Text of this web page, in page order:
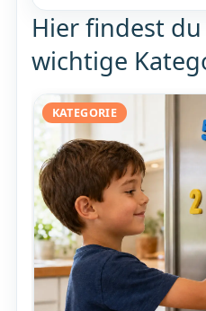
Hier findest
wichtige
KATEGORIE